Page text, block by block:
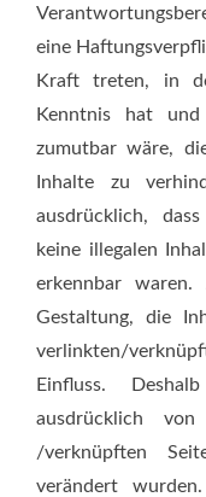
eine
Kraft treten, in
Kenntnis hat
zumutbar wäre,
Inhalte zu
ausdrücklich,
keine illegalen
erkennbar
Gestaltung, die
verlinkten/
Einfluss.
ausdrücklich
/verknüpften
verändert